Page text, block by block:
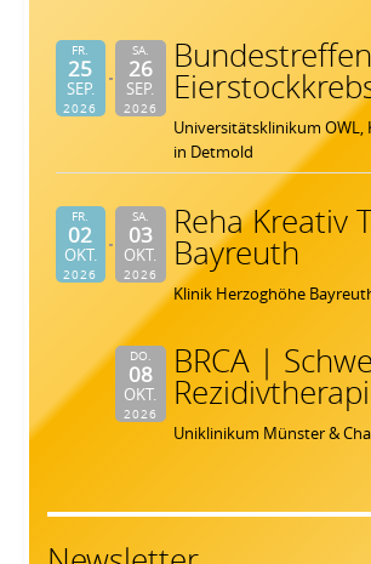
FR.
25
SEP.
2026
SA.
26
SEP.
2026
Bundestreffen
Universitätsklinikum OWL,
in Detmold
FR.
02
OKT.
2026
SA.
03
OKT.
2026
Reha Kreativ
Bayreuth
Klinik Herzoghöhe
DO.
08
OKT.
2026
BRCA |
Uniklinikum Münster &